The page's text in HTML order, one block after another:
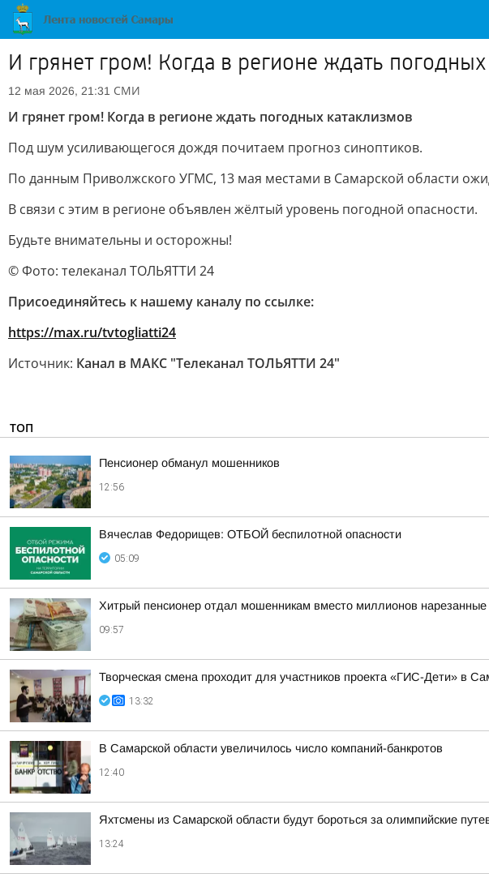
И грянет гром! Когда в регионе ждать
12 мая 2026, 21:31 СМИ
И грянет гром! Когда в регионе ждать погодных катаклизмов
Под шум усиливающегося дождя почитаем прогноз синоптиков.
По данным Приволжского УГМС, 13 мая местами в Самарской области
В связи с этим в регионе объявлен жёлтый уровень погодной опасности.
Будьте внимательны и осторожны!
© Фото: телеканал ТОЛЬЯТТИ 24
Присоединяйтесь к нашему каналу по ссылке:
https://max.ru/tvtogliatti24
Источник: Канал в МАКС "Телеканал ТОЛЬЯТТИ 24"
ТОП
Пенсионер обманул мошенников
12:56
Вячеслав Федорищев: ОТБОЙ беспилотной опасности
05:09
Хитрый пенсионер отдал мошенникам вместо миллионов нарезанные
09:57
Творческая смена проходит для участников проекта «ГИС-Дети» в
13:32
В Самарской области увеличилось число компаний-банкротов
12:40
Яхтсмены из Самарской области будут бороться за олимпийские
13:24